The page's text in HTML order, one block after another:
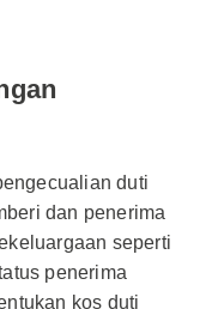
duti
dan penerima
seperti
penerima
kos duti